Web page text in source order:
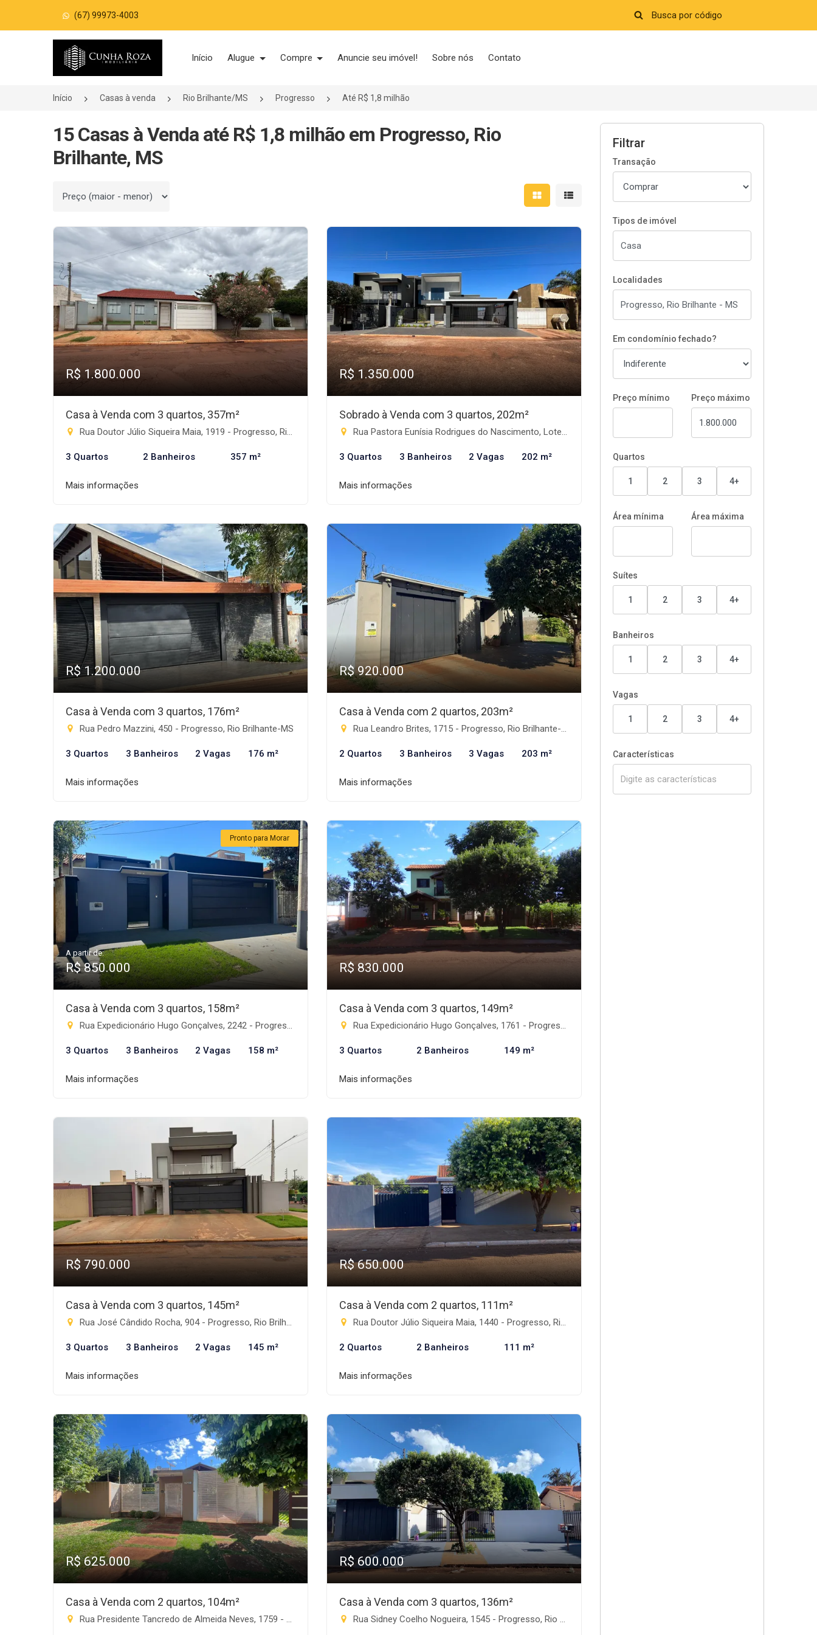
(67) 99973-4003
Página inicial
Início Alugue Compre Anuncie seu imóvel! Sobre nós Contato
Início Casas à venda Rio Brilhante/MS Progresso Até R$ 1,8 milhão
15 Casas à Venda até R$ 1,8 milhão em Progresso, Rio
Brilhante, MS
Ordenar por Mostrar resultados em grade
Mostrar resultados em lista
R$ 1.800.000
Casa à Venda com 3 quartos, 357m²
Rua Doutor Júlio Siqueira Maia, 1919 - Progresso, Rio Brilhante-MS
3 Quartos 2 Banheiros 357 m²
Mais informações
R$ 1.350.000
Sobrado à Venda com 3 quartos, 202m²
Rua Pastora Eunísia Rodrigues do Nascimento, Lote 03 - Progresso, Rio Brilhante-MS
3 Quartos 3 Banheiros 2 Vagas 202 m²
Mais informações
R$ 1.200.000
Casa à Venda com 3 quartos, 176m²
Rua Pedro Mazzini, 450 - Progresso, Rio Brilhante-MS
3 Quartos 3 Banheiros 2 Vagas 176 m²
Mais informações
R$ 920.000
Casa à Venda com 2 quartos, 203m²
Rua Leandro Brites, 1715 - Progresso, Rio Brilhante-MS
2 Quartos 3 Banheiros 3 Vagas 203 m²
Mais informações
Pronto para Morar
A partir de:
R$ 850.000
Casa à Venda com 3 quartos, 158m²
Rua Expedicionário Hugo Gonçalves, 2242 - Progresso, Rio Brilhante-MS
3 Quartos 3 Banheiros 2 Vagas 158 m²
Mais informações
R$ 830.000
Casa à Venda com 3 quartos, 149m²
Rua Expedicionário Hugo Gonçalves, 1761 - Progresso, Rio Brilhante-MS
3 Quartos 2 Banheiros 149 m²
Mais informações
R$ 790.000
Casa à Venda com 3 quartos, 145m²
Rua José Cândido Rocha, 904 - Progresso, Rio Brilhante-MS
3 Quartos 3 Banheiros 2 Vagas 145 m²
Mais informações
R$ 650.000
Casa à Venda com 2 quartos, 111m²
Rua Doutor Júlio Siqueira Maia, 1440 - Progresso, Rio Brilhante-MS
2 Quartos 2 Banheiros 111 m²
Mais informações
R$ 625.000
Casa à Venda com 2 quartos, 104m²
Rua Presidente Tancredo de Almeida Neves, 1759 - Progresso, Rio Brilhante-MS
R$ 600.000
Casa à Venda com 3 quartos, 136m²
Rua Sidney Coelho Nogueira, 1545 - Progresso, Rio Brilhante-MS
Filtrar
Transação
Tipos de imóvel
Localidades
Em condomínio fechado?
Preço mínimo Preço máximo
Quartos
1 2 3 4+
Área mínima Área máxima
Suítes
1 2 3 4+
Banheiros
1 2 3 4+
Vagas
1 2 3 4+
Características